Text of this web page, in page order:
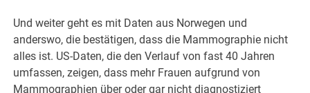
Und weiter geht es mit Daten aus Norwegen und
anderswo, die bestätigen, dass die Mammographie nicht
alles ist. US-Daten, die den Verlauf von fast 40 Jahren
umfassen, zeigen, dass mehr Frauen aufgrund von
Mammographien über oder gar nicht diagnostiziert